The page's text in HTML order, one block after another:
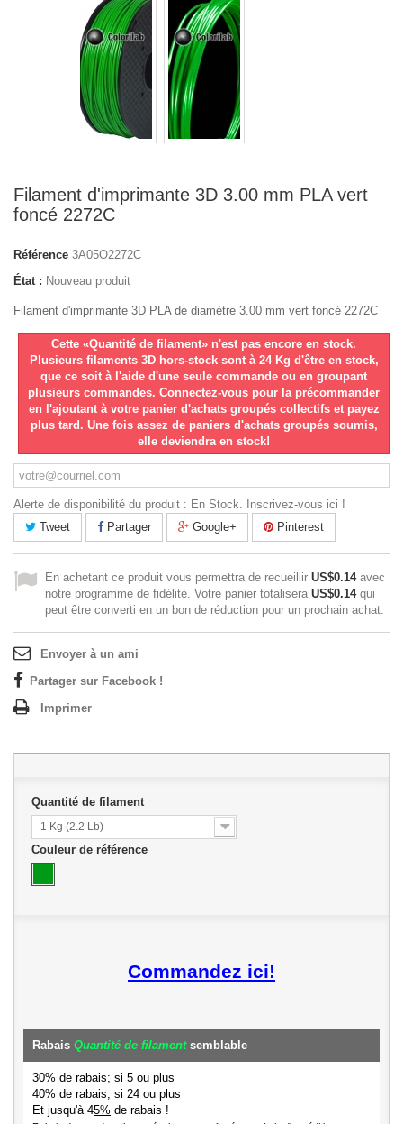
Filament d'imprimante 3D 3.00 mm PLA vert
foncé 2272C
Référence 3A05O2272C
État : Nouveau produit
Filament d'imprimante 3D PLA de diamètre 3.00 mm vert foncé 2272C
Cette «Quantité de filament» n'est pas encore en stock.
Plusieurs filaments 3D hors-stock sont à 24 Kg d'être en stock,
que ce soit à l'aide d'une seule commande ou en groupant
plusieurs commandes. Connectez-vous pour la précommander
en l'ajoutant à votre panier d'achats groupés collectifs et payez
plus tard. Une fois assez de paniers d'achats groupés soumis,
elle deviendra en stock!
Alerte de disponibilité du produit : En Stock. Inscrivez-vous ici !
Tweet
Partager Google+ Pinterest
En achetant ce produit vous permettra de recueillir US$0.14avec
notre programme de fidélité. Votre panier totalisera US$0.14qui
peut être converti en un bon de réduction pour un prochain achat.
Envoyer à un ami
Partager sur Facebook !
Imprimer
Quantité de filament
1 Kg (2.2 Lb)
Couleur de référence
Commandez ici!
Rabais Quantité de filamentsemblable
30% de rabais; si 5 ou plus
40% de rabais; si 24 ou plus
Et jusqu'à 45% de rabais !